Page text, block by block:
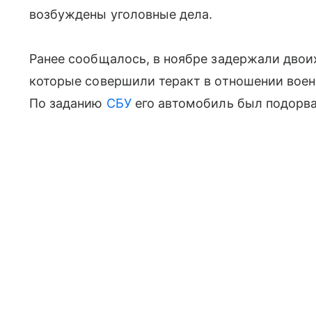
возбуждены уголовные дела.
Ранее сообщалось, в ноябре задержали
которые совершили теракт в отношении
По заданию СБУего автомобиль был